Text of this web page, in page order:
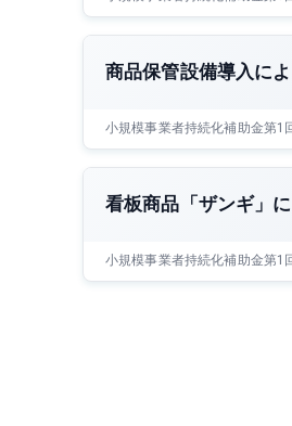
商品保管設備導入に
小規模事業者持続化補助金第1
看板商品「ザンギ」
小規模事業者持続化補助金第1